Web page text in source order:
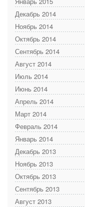
Декабрь 2014
Ноябрь 2014
Октябрь 2014
Сентябрь 2014
Август 2014
Июль 2014
Июнь 2014
Апрель 2014
Март 2014
Февраль 2014
Январь 2014
Декабрь 2013
Ноябрь 2013
Октябрь 2013
Сентябрь 2013
Август 2013